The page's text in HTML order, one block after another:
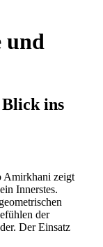
und
Blick ins
Amirkhani zeigt
Innerstes.
der
Der Einsatz